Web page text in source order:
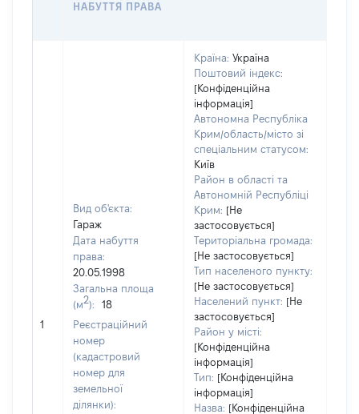
НАБУТТЯ ПРАВА
1
Вид об'єкта:
Гараж
Дата набуття
права:
20.05.1998
Загальна площа
(м2):
18
Реєстраційний
номер
(кадастровий
номер для
земельної
ділянки):
Країна: Україна
Поштовий індекс:
[Конфіденційна
інформація]
Автономна Республіка
Крим/область/місто зі
спеціальним статусом:
Київ
Район в області та
Автономній Республіці
Крим: [Не
застосовується]
Територіальна громада:
[Не застосовується]
Тип населеного пункту:
[Не застосовується]
Населений пункт: [Не
застосовується]
Район у місті:
[Конфіденційна
інформація]
Тип: [Конфіденційна
інформація]
Назва: [Конфіденційна